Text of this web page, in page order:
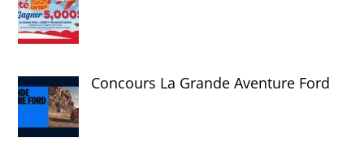
Concours La Grande Aventure Ford